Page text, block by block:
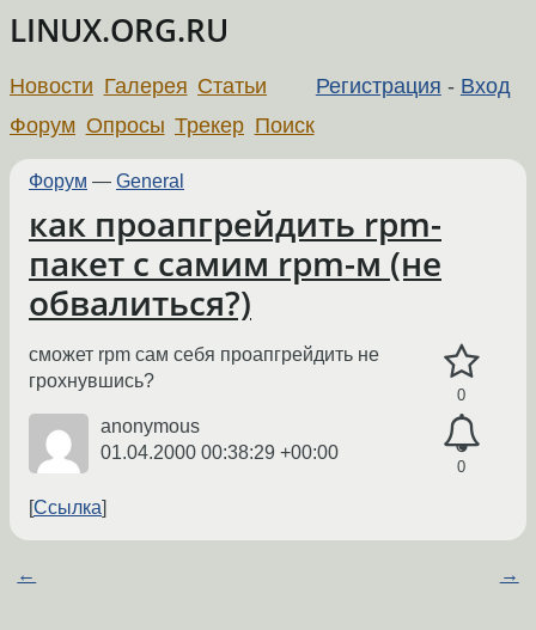
LINUX.ORG.RU
Регистрация - Вход
Новости Галерея Статьи
Форум Опросы Трекер Поиск
Форум — General
как проапгрейдить rpm-
пакет с самим rpm-м (не
обвалиться?)
0
0
сможет rpm сам себя проапгрейдить не
грохнувшись?
anonymous
01.04.2000 00:38:29 +00:00
Ссылка
← →